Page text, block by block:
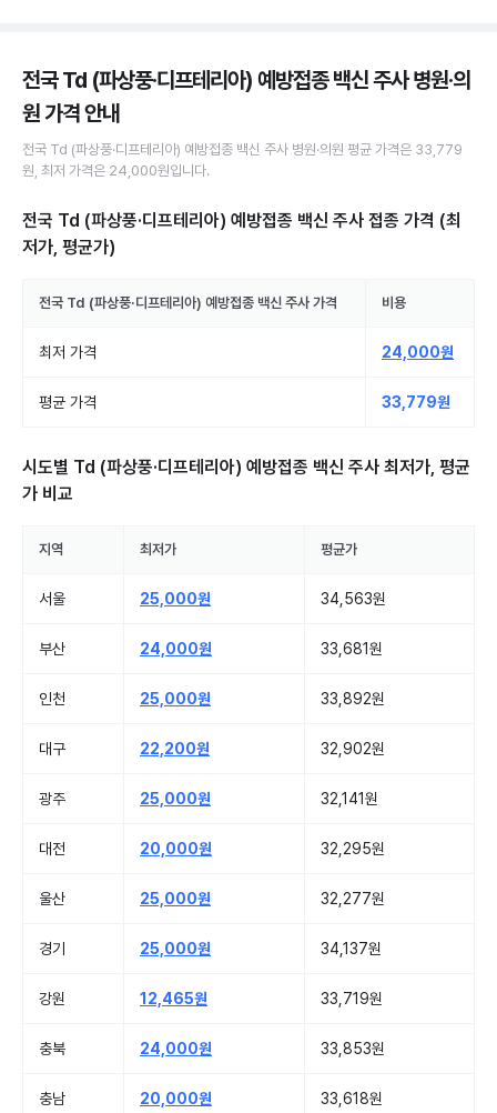
전국 Td (파상풍·디프테리아) 예방접종 백신 주사 병원·의
원가격 안내
전국 Td (파상풍·디프테리아) 예방접종 백신 주사 병원·의원 평균 가격은 33,779
원 , 최저 가격은 24,000원입니다.
전국 Td (파상풍·디프테리아) 예방접종 백신 주사 접종 가격 (최
저가, 평균가)
전국 Td (파상풍·디프테리아) 예방접종 백신 주사 가격 비용
최저 가격 24,000원
평균 가격 33,779원
시도별 Td (파상풍·디프테리아) 예방접종 백신 주사 최저가, 평균
가 비교
지역 최저가 평균가
서울 25,000원 34,563원
부산 24,000원 33,681원
인천 25,000원 33,892원
대구 22,200원 32,902원
광주 25,000원 32,141원
대전 20,000원 32,295원
울산 25,000원 32,277원
경기 25,000원 34,137원
강원 12,465원 33,719원
충북 24,000원 33,853원
충남 20,000원 33,618원